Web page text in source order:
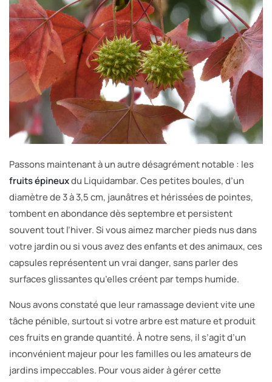
Passons maintenant à un autre désagrément notable : les
fruits épineuxdu Liquidambar. Ces petites boules, d’un
diamètre de 3 à 3,5 cm, jaunâtres et hérissées de pointes,
tombent en abondance dès septembre et persistent
souvent tout l’hiver. Si vous aimez marcher pieds nus dans
votre jardin ou si vous avez des enfants et des animaux, ces
capsules représentent un vrai danger, sans parler des
surfaces glissantes qu’elles créent par temps humide.
Nous avons constaté que leur ramassage devient vite une
tâche pénible, surtout si votre arbre est mature et produit
ces fruits en grande quantité. À notre sens, il s’agit d’un
inconvénient majeur pour les familles ou les amateurs de
jardins impeccables. Pour vous aider à gérer cette